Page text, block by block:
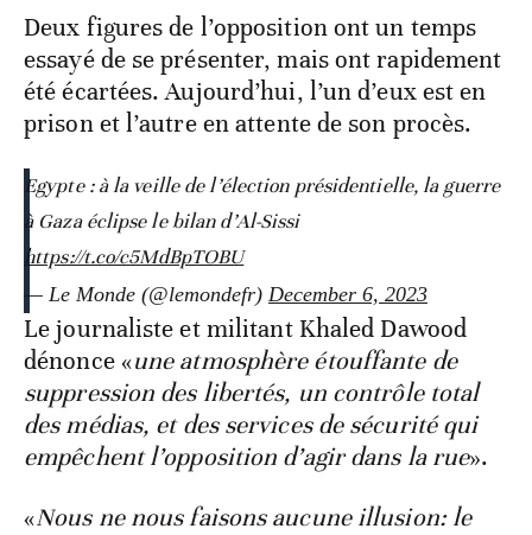
Deux figures de l’opposition ont un temps
essayé de se présenter, mais ont rapidement
été écartées. Aujourd’hui, l’un d’eux est en
prison et l’autre en attente de son procès.
Egypte : à la veille de l’élection présidentielle, la guerre
à Gaza éclipse le bilan d’Al-Sissi
https://t.co/c5MdBpTOBU
— Le Monde (@lemondefr) December 6, 2023
Le journaliste et militant Khaled Dawood
dénonce «une atmosphère étouffante de
suppression des libertés, un contrôle total
des médias, et des services de sécurité qui
empêchent l’opposition d’agir dans la rue».
«Nous ne nous faisons aucune illusion: le